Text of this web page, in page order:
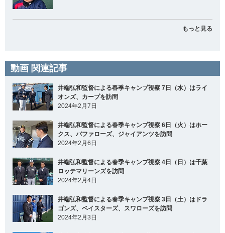
もっと見る
動画 関連記事
井端弘和監督による春季キャンプ視察 7日（水）はライ
オンズ、カープを訪問
2024年2月7日
井端弘和監督による春季キャンプ視察 6日（火）はホー
クス、バファローズ、ジャイアンツを訪問
2024年2月6日
井端弘和監督による春季キャンプ視察 4日（日）は千葉
ロッテマリーンズを訪問
2024年2月4日
井端弘和監督による春季キャンプ視察 3日（土）はドラ
ゴンズ、ベイスターズ、スワローズを訪問
2024年2月3日